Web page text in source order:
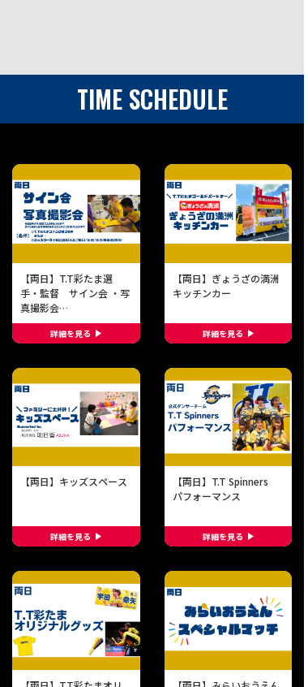
TIME SCHEDULE
【両日】T.T彩たま選
手・監督 サイン会 ・写
真撮影会
詳細を見る
【両日】ぎょうざの満洲
キッチンカー
詳細を見る
【両日】キッズスペース
詳細を見る
【両日】T.T Spinners
パフォーマンス
詳細を見る